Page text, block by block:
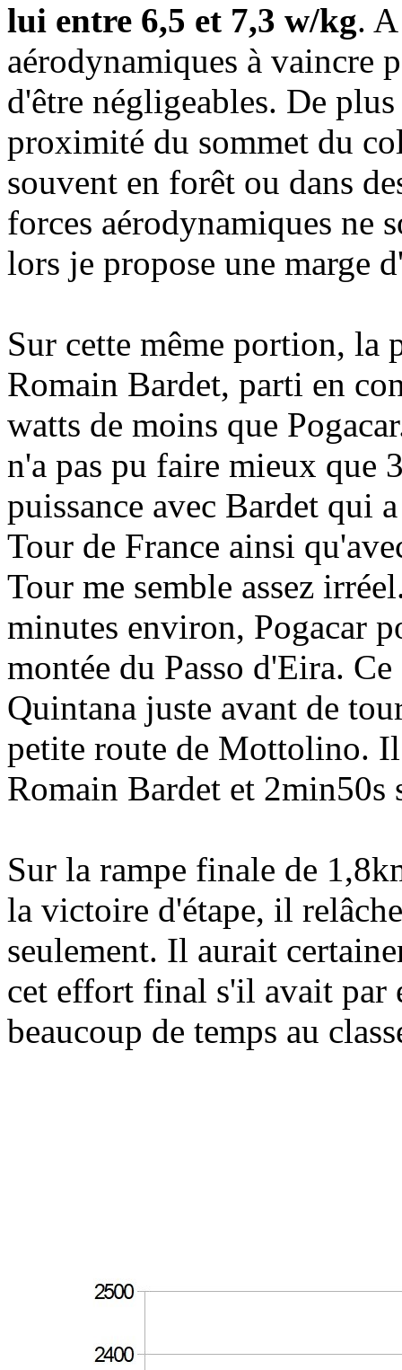
lui entre 6,5 et 7,3 w/kg.
aérodynamiques à vaincre
d'être négligeables. De
proximité du sommet du
souvent en forêt ou dans
forces aérodynamiques ne
lors je propose une marge
Sur cette même portion, la
Romain Bardet, parti en
watts de moins que
n'a pas pu faire mieux que
puissance avec Bardet qui
Tour de France ainsi
Tour me semble assez
minutes environ, Pogacar
montée du Passo d'Eira.
Quintana juste avant de
petite route de Mottolino.
Romain Bardet et
Sur la rampe finale de
la victoire d'étape, il
seulement. Il aurait
cet effort final s'il avait par
beaucoup de temps au